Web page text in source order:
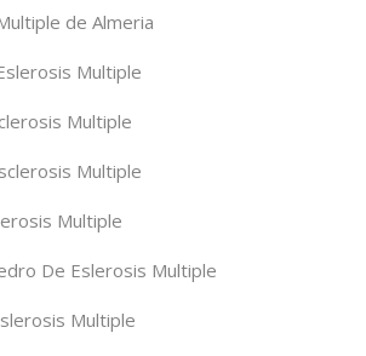
de Almeria
Multiple
Multiple
Multiple
Multiple
De Eslerosis Multiple
Multiple